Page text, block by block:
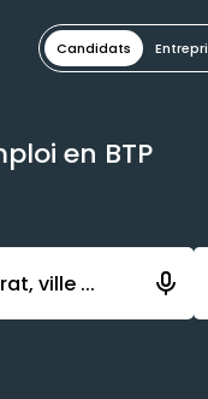
Candidats
en BTP
pour lancer